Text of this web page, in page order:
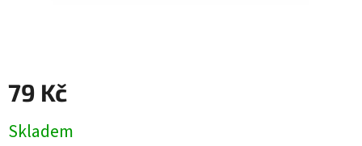
79 Kč
cena:
Skladem